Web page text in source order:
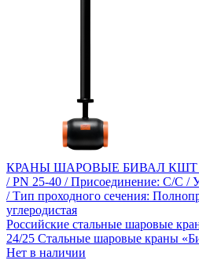
КРАНЫ ШАРОВЫЕ БИВАЛ КШТ
/ PN 25-40 / Присоединение: С/С /
/ Тип проходного сечения:
углеродистая
Российские стальные шаровые
24/25 Стальные шаровые краны
Нет в наличии